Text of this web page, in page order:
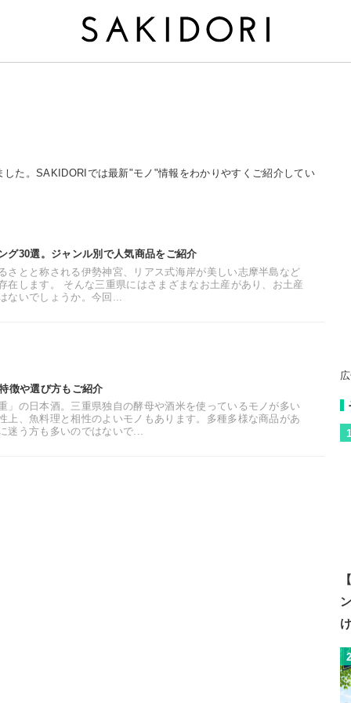
た。SAKIDORIでは最新"モノ"情報をわかりやすくご紹介してい
グ30選。ジャンル別で人気商品をご紹介
さとと称される伊勢神宮、リアス式海岸が美しい志摩半島など
在します。 そんな三重県にはさまざまなお土産があり、お土産
ないでしょうか。今回...
徴や選び方もご紹介
」の日本酒。三重県独自の酵母や酒米を使っているモノが多い
上、魚料理と相性のよいモノもあります。多種多様な商品があ
迷う方も多いのではないで...